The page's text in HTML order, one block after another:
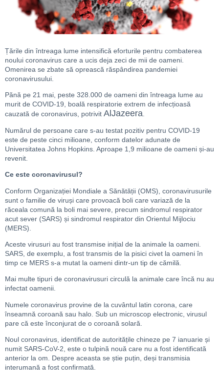
Țările din întreaga lume intensifică eforturile pentru combaterea
noului coronavirus care a ucis deja zeci de mii de oameni.
Omenirea se zbate să oprească răspândirea pandemiei
coronavirusului.
Pănă pe 21 mai, peste 328.000 de oameni din întreaga lume au
murit de COVID-19, boală respiratorie extrem de infecțioasă
cauzată de coronavirus, potrivit AlJazeera.
Numărul de persoane care s-au testat pozitiv pentru COVID-19
este de peste cinci milioane, conform datelor adunate de
Universitatea Johns Hopkins. Aproape 1,9 milioane de oameni și-au
revenit.
Ce este coronavirusul?
Conform Organizației Mondiale a Sănătății (OMS), coronavirusurile
sunt o familie de viruși care provoacă boli care variază de la
răceala comună la boli mai severe, precum sindromul respirator
acut sever (SARS) și sindromul respirator din Orientul Mijlociu
(MERS).
Aceste virusuri au fost transmise inițial de la animale la oameni.
SARS, de exemplu, a fost transmis de la pisici civet la oameni în
timp ce MERS s-a mutat la oameni dintr-un tip de cămilă.
Mai multe tipuri de coronavirusuri circulă la animale care încă nu au
infectat oamenii.
Numele coronavirus provine de la cuvântul latin corona, care
înseamnă coroană sau halo. Sub un microscop electronic, virusul
pare că este înconjurat de o coroană solară.
Noul coronavirus, identificat de autoritățile chineze pe 7 ianuarie și
numit SARS-CoV-2, este o tulpină nouă care nu a fost identificată
anterior la om. Despre aceasta se știe puțin, deși transmisia
interumană a fost confirmată.